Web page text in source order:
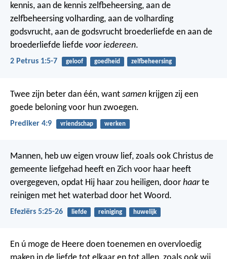
kennis, aan de kennis zelfbeheersing, aan de
zelfbeheersing volharding, aan de volharding
godsvrucht, aan de godsvrucht broederliefde en aan de
broederliefde liefde voor iedereen.
2 Petrus 1:5-7 geloof goedheid zelfbeheersing
Twee zijn beter dan één, want samen krijgen zij een
goede beloning voor hun zwoegen.
Prediker 4:9 vriendschap werken
Mannen, heb uw eigen vrouw lief, zoals ook Christus de
gemeente liefgehad heeft en Zich voor haar heeft
overgegeven, opdat Hij haar zou heiligen, door haarte
reinigen met het waterbad door het Woord.
Efeziërs 5:25-26 liefde reiniging huwelijk
En ú moge de Heere doen toenemen en overvloedig